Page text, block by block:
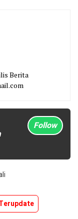
Berita
Follow